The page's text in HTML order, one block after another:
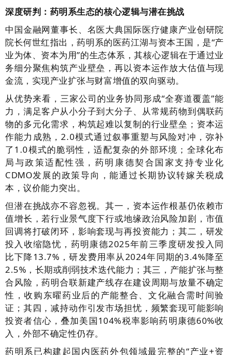
深度研判：药明系生态的核心逻辑与潜在挑战
中国金融网董事长、名医大典国际医疗健康产业创研院
院长何世红指出，药明系的医药江湖与资本王国，是“产
业为体、资本为用”的生态体系，其核心逻辑在于通过业
务细分聚焦构筑产业壁垒，再以资本运作放大估值与现
金流，实现产业扩张与财富增值的双向驱动。
从优势来看，三家公司的业务协同形成“全赛道覆盖”能
力，满足客户从小分子到大分子、从常规药物到偶联药
物的多元化需求，构筑起难以复制的行业壁垒；资本运
作能力成熟，2.0模式通过叙事重塑与风险对冲，弥补
了1.0模式的脆弱性，适配复杂的外部环境；全球化布
局与政策适配性强，药明康德契合国家支持专业化
CDMO发展的政策导向，能通过长期协议转嫁关税成
本，议价能力突出。
但潜在挑战亦不容忽视。其一，资本运作根基仍依赖市
值增长，若行业景气度下行或地缘政治风险加剧，市值
回调将打破闭环，影响套现与再投资能力；其二，研发
投入收缩隐忧，药明康德2025年前三季度研发投入同
比下降13.7%，研发费用率从2024年同期的3.4%降至
2.5%，长期或削弱技术迭代能力；其三，产能扩张与整
合风险，药明合联新建产线存在建设周期与放量不确定
性，收购东曜药业后的产能整合、文化融合需时间验
证；其四，减持动作引发市场担忧，频繁套现可能影响
投资者信心，叠加美国104%税率影响药明康德60%收
入，外部不确定性仍存。
药明系已构建起国内医药外包领域最完整的“产业+资